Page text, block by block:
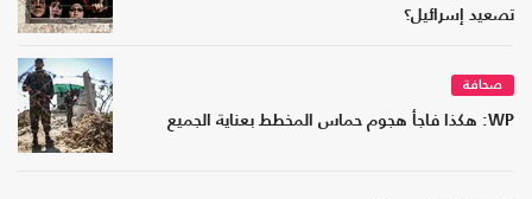
تصعيد إسرائيل؟
صحافة
WP: هكذا فاجأ هجوم حماس المخطط بعناية الجميع